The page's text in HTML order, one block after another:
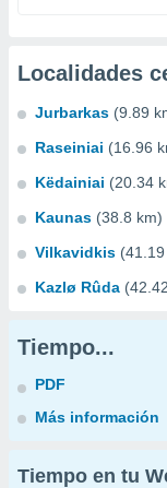
Localidades
Jurbarkas (9.89
Raseiniai (16.96
Këdainiai (20.34
Kaunas (38.8 km)
Vilkavidkis
Kazlø Rûda
Tiempo...
PDF
Más información
Tiempo en tu